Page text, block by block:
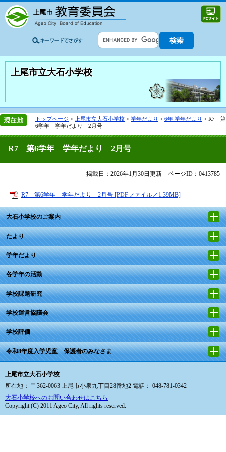
上尾市立大石小学校
トップページ > 上尾市立大石小学校 > 学年だより > 6年 学年だより > R7 第
6学年 学年だより 2月号
R7 第6学年 学年だより 2月号
掲載日：2026年1月30日更新 ページID：0413785
R7 第6学年 学年だより 2月号 [PDFファイル／1.39MB]
大石小学校のご案内
たより
学年だより
各学年の活動
学校課題研究
学校運営協議会
学校評価
令和8年度入学児童 保護者のみなさま
上尾市立大石小学校
所在地： 〒362-0063 上尾市小泉九丁目28番地2 電話： 048-781-0342
大石小学校へのお問い合わせはこちら
Copyright (C) 2011 Ageo City, All rights reserved.